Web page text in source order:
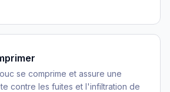
se comprime et assure une
contre les fuites et l'infiltration de